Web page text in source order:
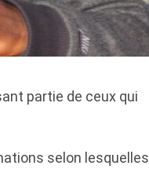
partie de ceux qui
selon lesquelles